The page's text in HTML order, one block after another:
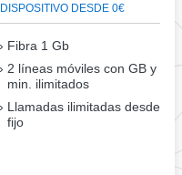
DISPOSITIVO DESDE 0€
Fibra 1 Gb
2 líneas móviles con GB y
min. ilimitados
Llamadas ilimitadas desde
fijo